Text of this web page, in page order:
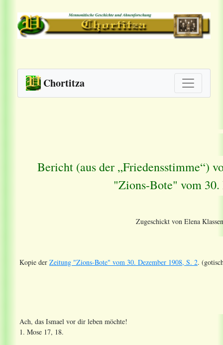
Chortitza
Bericht (aus der „Friedensstimme“)
"Zions-Bote" vom 30.
Zugeschickt von Elena
Kopie der Zeitung "Zions-Bote" vom 30. Dezember 1908, S. 2.
Ach, das Ismael vor dir leben möchte!
1. Mose 17, 18.